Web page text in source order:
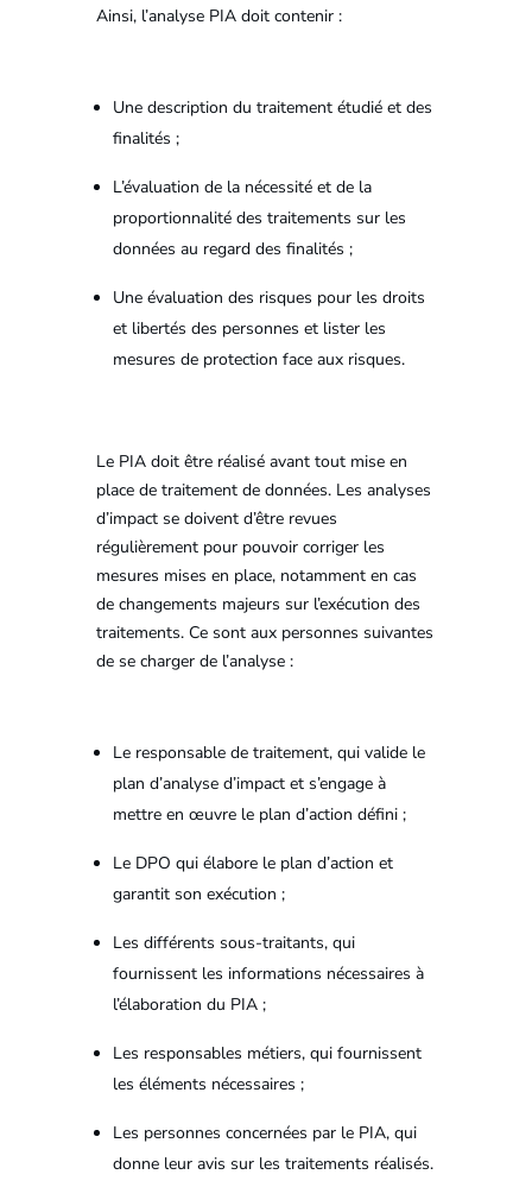
Ainsi, l’analyse PIA doit contenir :
Une description du traitement étudié et des
finalités ;
L’évaluation de la nécessité et de la
proportionnalité des traitements sur les
données au regard des finalités ;
Une évaluation des risques pour les droits
et libertés des personnes et lister les
mesures de protection face aux risques.
Le PIA doit être réalisé avant tout mise en
place de traitement de données. Les analyses
d’impact se doivent d’être revues
régulièrement pour pouvoir corriger les
mesures mises en place, notamment en cas
de changements majeurs sur l’exécution des
traitements. Ce sont aux personnes suivantes
de se charger de l’analyse :
Le responsable de traitement, qui valide le
plan d’analyse d’impact et s’engage à
mettre en œuvre le plan d’action défini ;
Le DPO qui élabore le plan d’action et
garantit son exécution ;
Les différents sous-traitants, qui
fournissent les informations nécessaires à
l’élaboration du PIA ;
Les responsables métiers, qui fournissent
les éléments nécessaires ;
Les personnes concernées par le PIA, qui
donne leur avis sur les traitements réalisés.